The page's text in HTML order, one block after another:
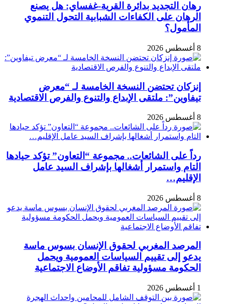
رهان التجديد بدائرة القرية-غفساي: هل يصنع
الرهان على الكفاءات الشبابية التحول التنموي
المأمول؟
8 أغسطس 2026
إنزكان تحتضن النسخة الخامسة لـ “معرض
تيفاوين”: ملتقى الإبداع والتنوع والفرص الاقتصادية
8 أغسطس 2026
رداً على الشائعات.. مجموعة “التعاون” تؤكد حيادها
التام واستمرار أشغالها بإشراف السيد عامل
الإقليم…
8 أغسطس 2026
المرصد المغربي لحقوق الإنسان بسوس ماسة
يدعو إلى تقييم السياسات العمومية ويحمل
الحكومة مسؤولية تفاقم الأوضاع الاجتماعية
1 أغسطس 2026